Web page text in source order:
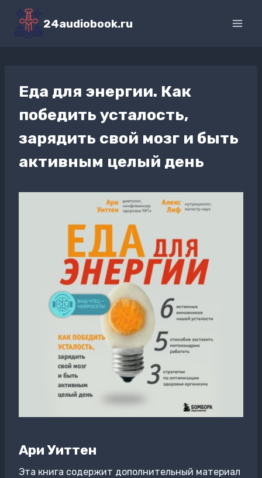
Перейти
содержимому
24audiobook.ru
Еда для энергии. Как
победить усталость,
зарядить свой мозг и быть
активным целый день
Ари Уиттен
Эта книга содержит дополнительный материал